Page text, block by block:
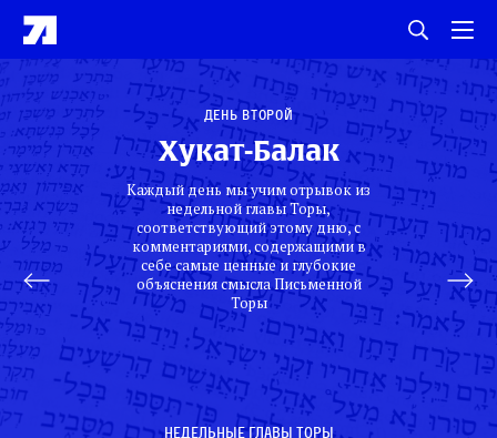
День второй
Хукат-Балак
Каждый день мы учим отрывок из
недельной главы Торы,
соответствующий этому дню, с
комментариями, содержащими в
себе самые ценные и глубокие
объяснения смысла Письменной
Торы
НЕДЕЛЬНЫЕ ГЛАВЫ ТОРЫ